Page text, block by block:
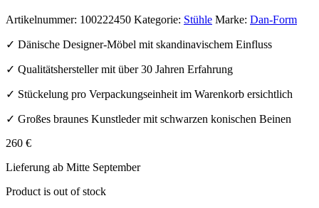
Artikelnummer: 100222450 Kategorie: Stühle Marke: Dan-Form
✓ Dänische Designer-Möbel mit skandinavischem Einfluss
✓ Qualitätshersteller mit über 30 Jahren Erfahrung
✓ Stückelung pro Verpackungseinheit im Warenkorb ersichtlich
✓ Großes braunes Kunstleder mit schwarzen konischen Beinen
260 €
Lieferung ab Mitte September
Product is out of stock